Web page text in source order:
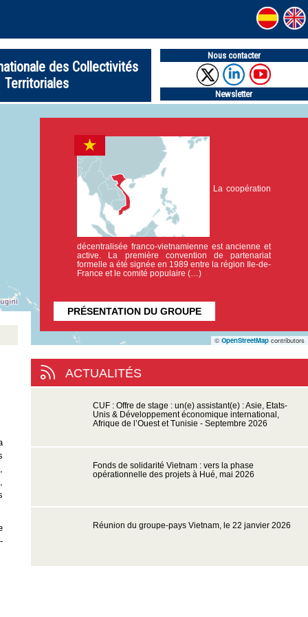
des Collectivités
Territoriales
Nous contacter
Newsletter
La coopération
décentralisée franco-vietnamienne est ancienne et
active. La première convention de partenariat
formelle a été signée en 1989 entre la région Ile-de-
France et le comité populaire (…)
PRÉSENTATION DU GROUPE
© OpenStreetMap contributors
ACTUALITÉS
CUF : Offre de stage : un(e) assistant(e) : Asie, Etats-
Unis & Développement économique international,
Afrique de l’Ouest et Tunisie - Septembre 2026
Fonds de solidarité Vietnam : vers la phase
opérationnelle des projets à Hué, mai 2026
Réunion du groupe-pays Vietnam, le 22 janvier 2026